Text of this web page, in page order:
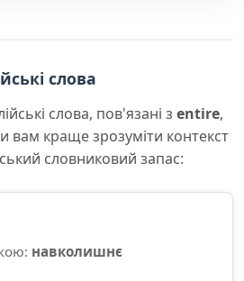
слова
слова, пов'язані з entire,
вам краще зрозуміти контекст
словниковий запас:
навколишнє